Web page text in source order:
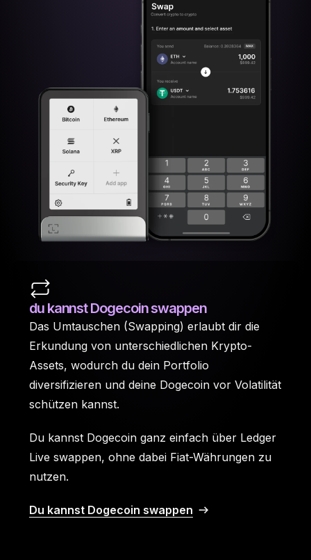
du kannst Dogecoin swappen
Das Umtauschen (Swapping) erlaubt dir die
Erkundung von unterschiedlichen Krypto-
Assets, wodurch du dein Portfolio
diversifizieren und deine Dogecoin vor Volatilität
schützen kannst.
Du kannst Dogecoin ganz einfach über Ledger
Live swappen, ohne dabei Fiat-Währungen zu
nutzen.
Du kannst Dogecoin swappen